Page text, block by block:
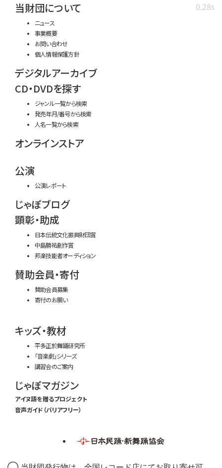
0.28s
当財団について
ニュース
事業概要
お問い合わせ
個人情報保護方針
デジタルアーカイブ
CD・DVDを探す
ジャンル一覧から検索
発売年月/番号から検索
人名一覧から検索
オンラインストア
公演
公演レポート
じゃぽブログ
顕彰・助成
日本伝統文化振興財団賞
中島勝祐創作賞
邦楽技能者オーディション
賛助会員・寄付
賛助会員募集
寄付のお願い
キッズ・教材
平多正於舞踊研究所
「音楽劇」シリーズ
講習会のご案内
じゃぽマガジン
アイヌ語を贈るプロジェクト
音声ガイド（バリアフリー）